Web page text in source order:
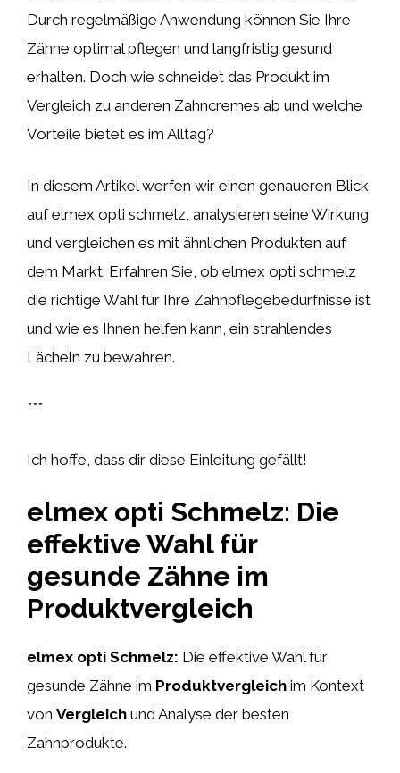
Durch regelmäßige Anwendung können Sie Ihre
Zähne optimal pflegen und langfristig gesund
erhalten. Doch wie schneidet das Produkt im
Vergleich zu anderen Zahncremes ab und welche
Vorteile bietet es im Alltag?
In diesem Artikel werfen wir einen genaueren Blick
auf elmex opti schmelz, analysieren seine Wirkung
und vergleichen es mit ähnlichen Produkten auf
dem Markt. Erfahren Sie, ob elmex opti schmelz
die richtige Wahl für Ihre Zahnpflegebedürfnisse ist
und wie es Ihnen helfen kann, ein strahlendes
Lächeln zu bewahren.
***
Ich hoffe, dass dir diese Einleitung gefällt!
elmex opti Schmelz: Die
effektive Wahl für
gesunde Zähne im
Produktvergleich
elmex opti Schmelz: Die effektive Wahl für
gesunde Zähne im Produktvergleich im Kontext
von Vergleich und Analyse der besten
Zahnprodukte.